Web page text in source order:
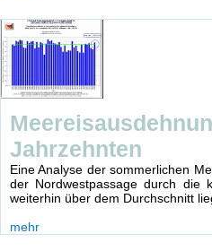
Jahrzehnten
Eine Analyse der sommerlichen
der Nordwestpassage durch die
weiterhin über dem Durchschnitt
mehr